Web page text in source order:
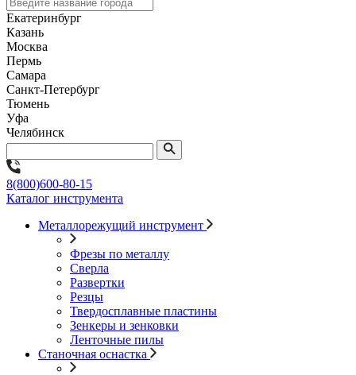
Екатеринбург
Казань
Москва
Пермь
Самара
Санкт-Петербург
Тюмень
Уфа
Челябинск
8(800)600-80-15
Каталог инструмента
Металлорежущий инструмент
Фрезы по металлу
Сверла
Развертки
Резцы
Твердосплавные пластины
Зенкеры и зенковки
Ленточные пилы
Станочная оснастка